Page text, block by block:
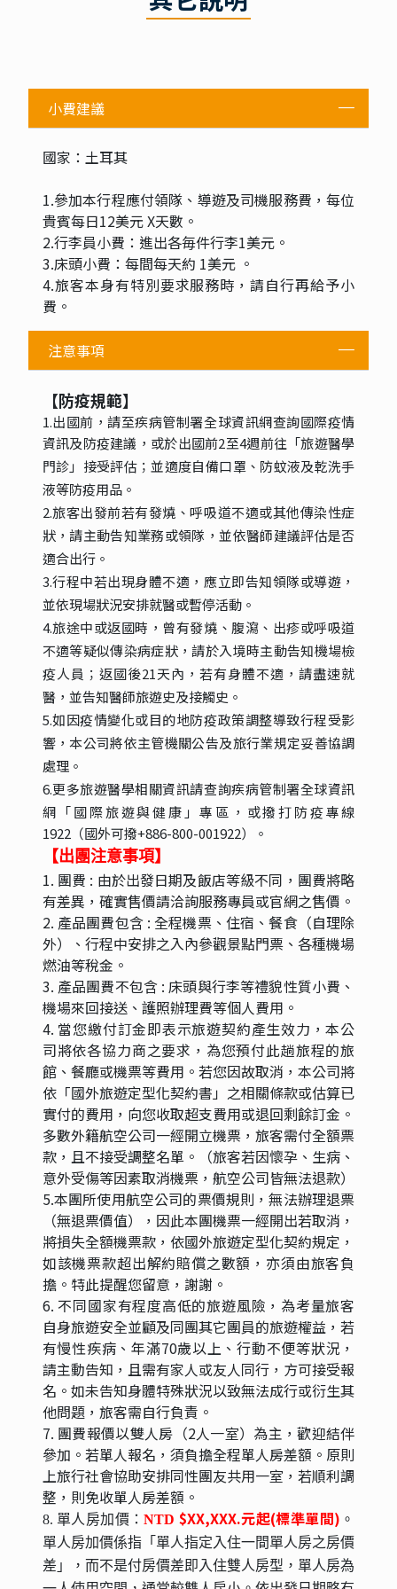
小費建議
國家：土耳其
1.參加本行程應付領隊、導遊及司機服務費，每位
貴賓每日12美元 X天數。
2.行李員小費：進出各毎件行李1美元。
3.床頭小費：每間每天約 1美元 。
4.旅客本身有特別要求服務時，請自行再給予小
費。
注意事項
【防疫規範】
1.出國前，請至疾病管制署全球資訊網查詢國際疫情
資訊及防疫建議，或於出國前2至4週前往「旅遊醫學
門診」接受評估；並適度自備口罩、防蚊液及乾洗手
液等防疫用品。
2.旅客出發前若有發燒、呼吸道不適或其他傳染性症
狀，請主動告知業務或領隊，並依醫師建議評估是否
適合出行。
3.行程中若出現身體不適，應立即告知領隊或導遊，
並依現場狀況安排就醫或暫停活動。
4.旅途中或返國時，曾有發燒、腹瀉、出疹或呼吸道
不適等疑似傳染病症狀，請於入境時主動告知機場檢
疫人員；返國後21天內，若有身體不適，請盡速就
醫，並告知醫師旅遊史及接觸史。
5.如因疫情變化或目的地防疫政策調整導致行程受影
響，本公司將依主管機關公告及旅行業規定妥善協調
處理。
6.更多旅遊醫學相關資訊請查詢疾病管制署全球資訊
網「國際旅遊與健康」專 區，或撥打防疫專線
1922（國外可撥+886-800-001922）。
【出團注意事項】
1. 團費 : 由於出發日期及飯店等級不同，團費將略
有差異，確實售價請洽詢服務專員或官網之售價。
2. 產品團費包含 : 全程機票、住宿、餐食（自理除
外）、行程中安排之入內參觀景點門票、各種機場
燃油等稅金。
3. 產品團費不包含 : 床頭與行李等禮貌性質小費、
機場來回接送、護照辦理費等個人費用。
4. 當您繳付訂金即表示旅遊契約產生效力，本公
司將依各協力商之要求，為您預付此趟旅程的旅
館、餐廳或機票等費用。若您因故取消，本公司將
依「國外旅遊定型化契約書」之相關條款或估算已
實付的費用，向您收取超支費用或退回剩餘訂金。
多數外籍航空公司一經開立機票，旅客需付全額票
款，且不接受調整名單。（旅客若因懷孕、生病、
意外受傷等因素取消機票，航空公司皆無法退款）
5.本團所使用航空公司的票價規則，無法辦理退票
（無退票價值），因此本團機票一經開出若取消，
將損失全額機票款，依國外旅遊定型化契約規定，
如該機票款超出解約賠償之數額，亦須由旅客負
擔。特此提醒您留意，謝謝。
6. 不同國家有程度高低的旅遊風險，為考量旅客
自身旅遊安全並顧及同團其它團員的旅遊權益，若
有慢性疾病、年滿70歲以上、行動不便等狀況，
請主動告知，且需有家人或友人同行，方可接受報
名。如未告知身體特殊狀況以致無法成行或衍生其
他問題，旅客需自行負責。
7. 團費報價以雙人房（2人一室）為主，歡迎結伴
參加。若單人報名，須負擔全程單人房差額。原則
上旅行社會協助安排同性團友共用一室，若順利調
整，則免收單人房差額。
8. 單人房加價：NTD $XX,XXX.元起(標準單間) 。
單人房加價係指「單人指定入住一間單人房之房價
差」，而不是付房價差即入住雙人房型，單人房為